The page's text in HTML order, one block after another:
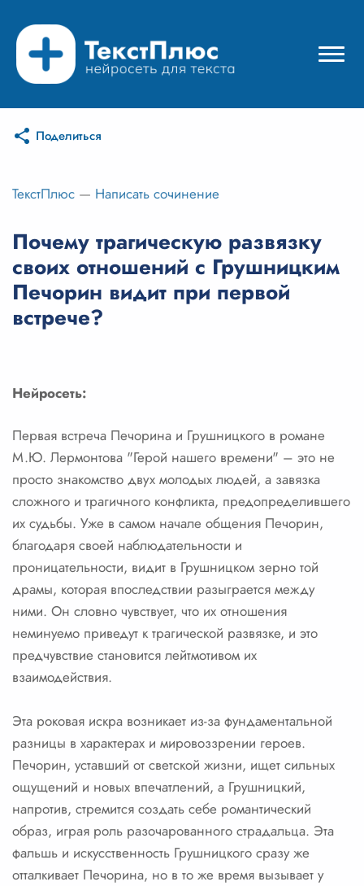
Режимы нейросети
Цены
Вход
Вход с Telegram
Поделиться
ТекстПлюс — Написать сочинение
Почему трагическую развязку
своих отношений с Грушницким
Печорин видит при первой
встрече?
Нейросеть:
Первая встреча Печорина и Грушницкого в романе
М.Ю. Лермонтова "Герой нашего времени" – это не
просто знакомство двух молодых людей, а завязка
сложного и трагичного конфликта, предопределившего
их судьбы. Уже в самом начале общения Печорин,
благодаря своей наблюдательности и
проницательности, видит в Грушницком зерно той
драмы, которая впоследствии разыграется между
ними. Он словно чувствует, что их отношения
неминуемо приведут к трагической развязке, и это
предчувствие становится лейтмотивом их
взаимодействия.
Эта роковая искра возникает из-за фундаментальной
разницы в характерах и мировоззрении героев.
Печорин, уставший от светской жизни, ищет сильных
ощущений и новых впечатлений, а Грушницкий,
напротив, стремится создать себе романтический
образ, играя роль разочарованного страдальца. Эта
фальшь и искусственность Грушницкого сразу же
отталкивает Печорина, но в то же время вызывает у